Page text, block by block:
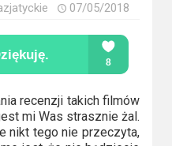
07/05/2018
recenzji takich filmów
mi Was strasznie żal.
nikt tego nie przeczyta,